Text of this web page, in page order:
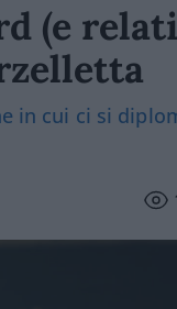
(e
in cui ci si